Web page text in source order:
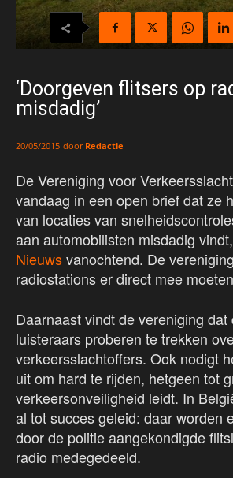
‘Doorgeven flitsers op
misdadig’
20/05/2015 door Redactie
De Vereniging voor
vandaag in een open brief dat ze
van locaties van
aan automobilisten misdadig
Nieuwsvanochtend. De
radiostations er direct mee
Daarnaast vindt de vereniging
luisteraars proberen te trekken
verkeersslachtoffers. Ook nodigt
uit om hard te rijden, hetgeen tot
verkeersonveiligheid leidt. In
al tot succes geleid: daar worden
door de politie aangekondigde
radio medegedeeld.